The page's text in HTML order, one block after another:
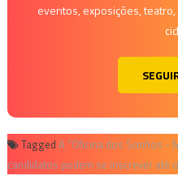
eventos, exposições,
Tagged A "Oficina dos Sonhos -
candidatos podem se inscrever até